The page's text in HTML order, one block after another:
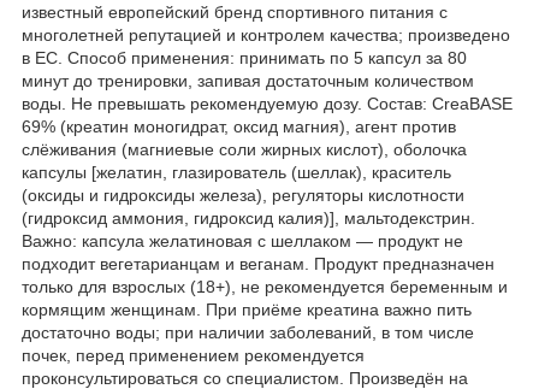
известный европейский бренд спортивного питания с
многолетней репутацией и контролем качества; произведено
в ЕС. Способ применения: принимать по 5 капсул за 80
минут до тренировки, запивая достаточным количеством
воды. Не превышать рекомендуемую дозу. Состав: CreaBASE
69% (креатин моногидрат, оксид магния), агент против
слёживания (магниевые соли жирных кислот), оболочка
капсулы [желатин, глазирователь (шеллак), краситель
(оксиды и гидроксиды железа), регуляторы кислотности
(гидроксид аммония, гидроксид калия)], мальтодекстрин.
Важно: капсула желатиновая с шеллаком — продукт не
подходит вегетарианцам и веганам. Продукт предназначен
только для взрослых (18+), не рекомендуется беременным и
кормящим женщинам. При приёме креатина важно пить
достаточно воды; при наличии заболеваний, в том числе
почек, перед применением рекомендуется
проконсультироваться со специалистом. Произведён на